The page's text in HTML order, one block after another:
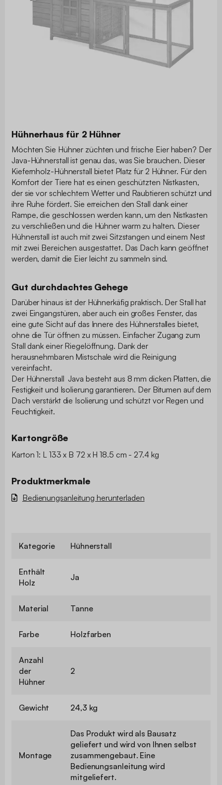
Hühnerhaus für 2 Hühner
Möchten Sie Hühner züchten und frische Eier haben? Der
Java-Hühnerstall ist genau das, was Sie brauchen. Dieser
Kiefernholz-Hühnerstall bietet Platz für 2 Hühner. Für den
Komfort der Tiere hat es einen geschützten Nistkasten,
der sie vor schlechtem Wetter und Raubtieren schützt und
ihre Ruhe fördert. Sie erreichen den Stall dank einer
Rampe, die geschlossen werden kann, um den Nistkasten
zu verschließen und die Hühner warm zu halten. Dieser
Hühnerstall ist auch mit zwei Sitzstangen und einem Nest
mit zwei Bereichen ausgestattet. Das Dach kann geöffnet
werden, damit die Eier leicht zu sammeln sind.
Gut durchdachtes Gehege
Darüber hinaus ist der Hühnerkäfig praktisch. Der Stall hat
zwei Eingangstüren, aber auch ein großes Fenster, das
eine gute Sicht auf das Innere des Hühnerstalles bietet,
ohne die Tür öffnen zu müssen. Einfacher Zugang zum
Stall dank einer Riegelöffnung. Dank der
herausnehmbaren Mistschale wird die Reinigung
vereinfacht.
Der Hühnerstall Java besteht aus 8 mm dicken Platten, die
Festigkeit und Isolierung garantieren. Der Bitumen auf dem
Dach verstärkt die Isolierung und schützt vor Regen und
Feuchtigkeit.
Kartongröße
Karton 1: L 133 x B 72 x H 18.5 cm - 27.4 kg
Produktmerkmale
Bedienungsanleitung herunterladen
Kategorie Hühnerstall
Enthält
Holz
Ja
Material Tanne
Farbe Holzfarben
Anzahl
der
Hühner
2
Gewicht 24,3 kg
Montage
Das Produkt wird als Bausatz
geliefert und wird von Ihnen selbst
zusammengebaut. Eine
Bedienungsanleitung wird
mitgeliefert.